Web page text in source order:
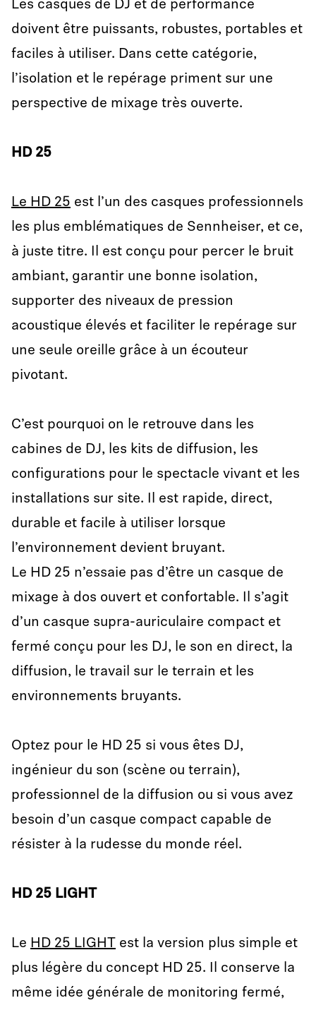
Les casques de DJ et de performance
doivent être puissants, robustes, portables et
faciles à utiliser. Dans cette catégorie,
l’isolation et le repérage priment sur une
perspective de mixage très ouverte.
HD 25
Le HD 25 est l’un des casques professionnels
les plus emblématiques de Sennheiser, et ce,
à juste titre. Il est conçu pour percer le bruit
ambiant, garantir une bonne isolation,
supporter des niveaux de pression
acoustique élevés et faciliter le repérage sur
une seule oreille grâce à un écouteur
pivotant.
C’est pourquoi on le retrouve dans les
cabines de DJ, les kits de diffusion, les
configurations pour le spectacle vivant et les
installations sur site. Il est rapide, direct,
durable et facile à utiliser lorsque
l’environnement devient bruyant.
Le HD 25 n’essaie pas d’être un casque de
mixage à dos ouvert et confortable. Il s’agit
d’un casque supra-auriculaire compact et
fermé conçu pour les DJ, le son en direct, la
diffusion, le travail sur le terrain et les
environnements bruyants.
Optez pour le HD 25 si vous êtes DJ,
ingénieur du son (scène ou terrain),
professionnel de la diffusion ou si vous avez
besoin d’un casque compact capable de
résister à la rudesse du monde réel.
HD 25 LIGHT
Le HD 25 LIGHT est la version plus simple et
plus légère du concept HD 25. Il conserve la
même idée générale de monitoring fermé,